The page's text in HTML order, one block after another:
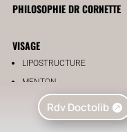
PHILOSOPHIE DR CORNETTE
VISAGE
LIPOSTRUCTURE
MENTON
LA CHIRURGIE DE LA LÈVRE
L’ÉVOLUTION DE LA LÈVRE
Rdv Doctolib